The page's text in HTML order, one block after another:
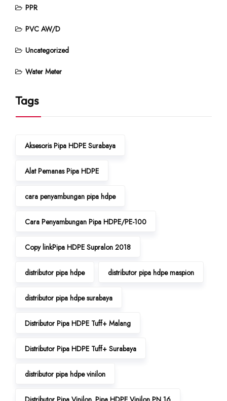
PPR
PVC AW/D
Uncategorized
Water Meter
Tags
Aksesoris Pipa HDPE Surabaya
Alat Pemanas Pipa HDPE
cara penyambungan pipa hdpe
Cara Penyambungan Pipa HDPE/PE-100
Copy linkPipa HDPE Supralon 2018
distributor pipa hdpe distributor pipa hdpe maspion
distributor pipa hdpe surabaya
Distributor Pipa HDPE Tuff+ Malang
Distributor Pipa HDPE Tuff+ Surabaya
distributor pipa hdpe vinilon